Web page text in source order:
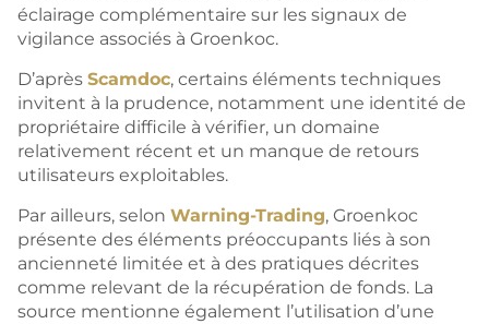
éclairage complémentaire sur les signaux de
vigilance associés à Groenkoc.
D’après Scamdoc, certains éléments techniques
invitent à la prudence, notamment une identité de
propriétaire difficile à vérifier, un domaine
relativement récent et un manque de retours
utilisateurs exploitables.
Par ailleurs, selon Warning-Trading, Groenkoc
présente des éléments préoccupants liés à son
ancienneté limitée et à des pratiques décrites
comme relevant de la récupération de fonds. La
source mentionne également l’utilisation d’une